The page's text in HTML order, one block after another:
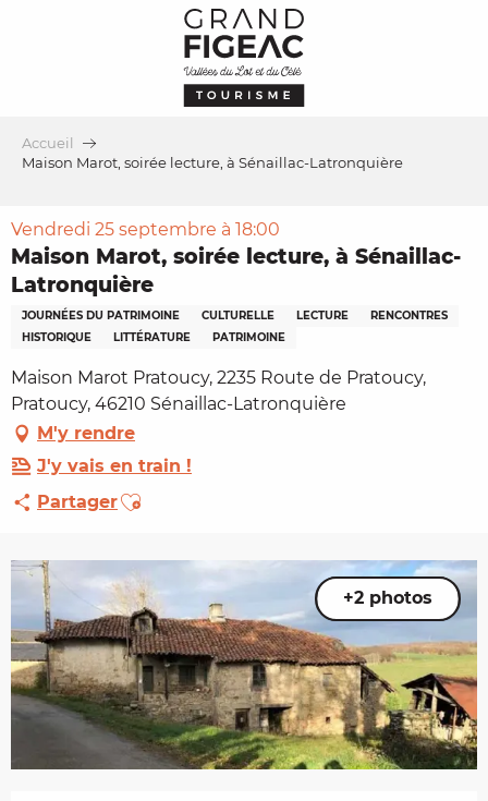
Accueil
Maison Marot, soirée lecture, à Sénaillac-Latronquière
Vendredi 25 septembre à 18:00
Maison Marot, soirée lecture, à Sénaillac-
Latronquière
JOURNÉES DU PATRIMOINE CULTURELLE LECTURE
RENCONTRES
HISTORIQUE
LITTÉRATURE PATRIMOINE
Maison Marot Pratoucy, 2235 Route de Pratoucy,
Pratoucy, 46210 Sénaillac-Latronquière
M'y rendre
J'y vais en train !
PartagerAjouter aux favoris
+2 photos